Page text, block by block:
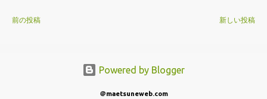
新しい投稿
前の投稿
Powered by Blogger
＠maetsuneweb.com